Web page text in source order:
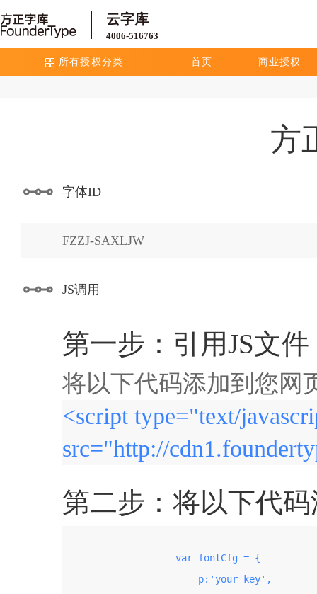
云字库
4006-516763
所有授权分类 首页 商业授权
方
字体ID
FZZJ-SAXLJW
JS调用
第一步：引用JS文件
将以下代码添加到您网
<script type="text/
src="http://
第二步：将以下代
                    var fontCfg = {
                        p:'your key',